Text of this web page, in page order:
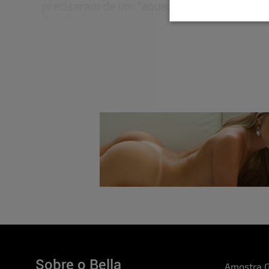
percebeu, já estava envolvida no clima.
A química foi incrível, os
já estávamos bem aquecidas, se é que me
Qual foi a sensação de dividir um ensaio
da Semana? O que passou pela cabeça de
encostaram pela primeira vez sem roupa?
Foi uma mistura de sensações. No
arrepio maravilhoso. Acho que naquele
Marcela:Foi melhor do que o primeiro,
empolgada, pois eu acho ela linda demais,
Sobre o Bella Amostra